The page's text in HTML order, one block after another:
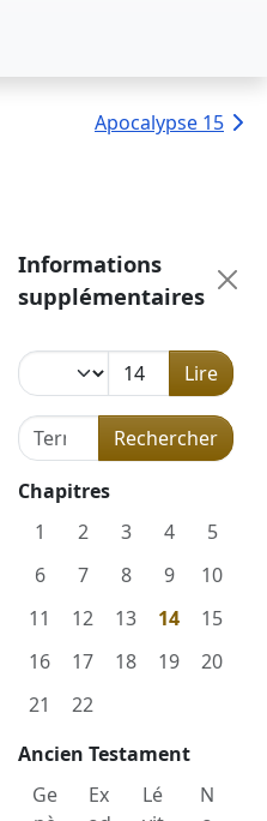
Apocalypse 15
Informations
supplémentaires
Lire
Terme de recherche dans
Rechercher
Chapitres
1
2 3 4
5
6
7 8 9
10
11
12 13 14
15
16
17 18 19
20
21
22
Ancien Testament
Ge
Ex
Lé
N